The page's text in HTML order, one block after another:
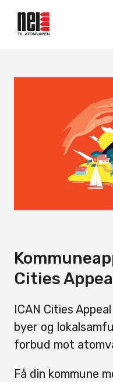
Cities
ICAN Cities
byer og
forbud mot
Få din kommune